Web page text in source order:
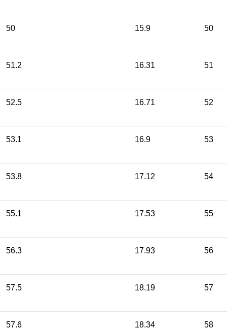
50 15.9 50
51.2 16.31 51
52.5 16.71 52
53.1 16.9 53
53.8 17.12 54
55.1 17.53 55
56.3 17.93 56
57.5 18.19 57
57.6 18.34 58